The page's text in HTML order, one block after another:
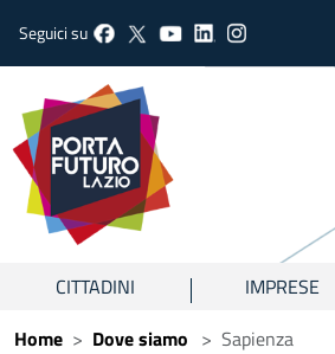
Seguici su
CITTADINI IMPRESE
Home Dove siamo Sapienza